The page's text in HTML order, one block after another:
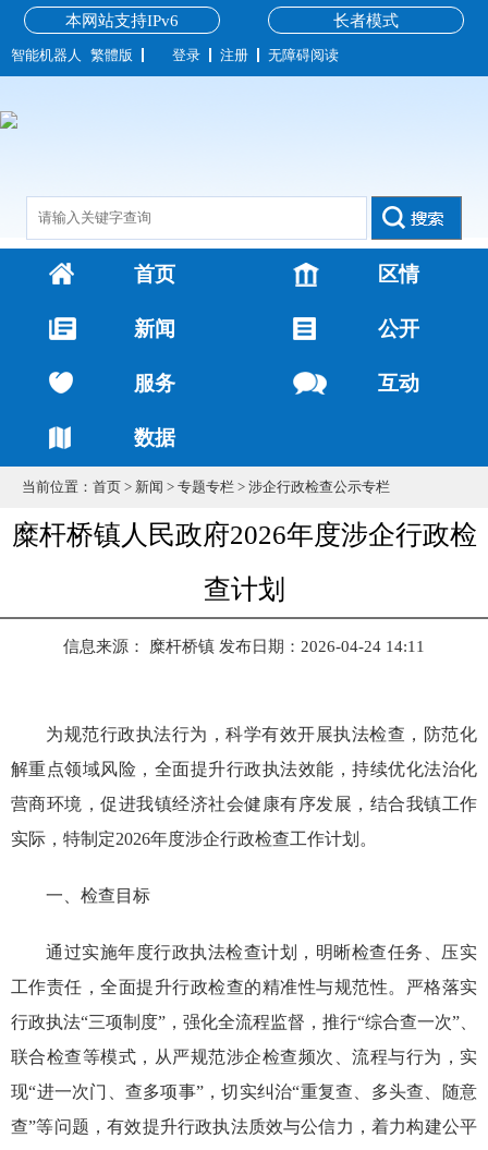
长者模式
本网站支持IPv6
智能机器人 繁體版 登录 注册 无障碍阅读
首页 区情
新闻 公开
服务 互动
数据
当前位置： 首页 > 新闻 > 专题专栏 > 涉企行政检查公示专栏
糜杆桥镇人民政府2026年度涉企行政检
查计划
信息来源： 糜杆桥镇 发布日期：2026-04-24 14:11
为规范行政执法行为，科学有效开展执法检查，防范化
解重点领域风险，全面提升行政执法效能，持续优化法治化
营商环境，促进我镇经济社会健康有序发展，结合我镇工作
实际，特制定2026年度涉企行政检查工作计划。
一、检查目标
通过实施年度行政执法检查计划，明晰检查任务、压实
工作责任，全面提升行政检查的精准性与规范性。严格落实
行政执法“三项制度”，强化全流程监督，推行“综合查一次”、
联合检查等模式，从严规范涉企检查频次、流程与行为，实
现“进一次门、查多项事”，切实纠治“重复查、多头查、随意
查”等问题，有效提升行政执法质效与公信力，着力构建公平